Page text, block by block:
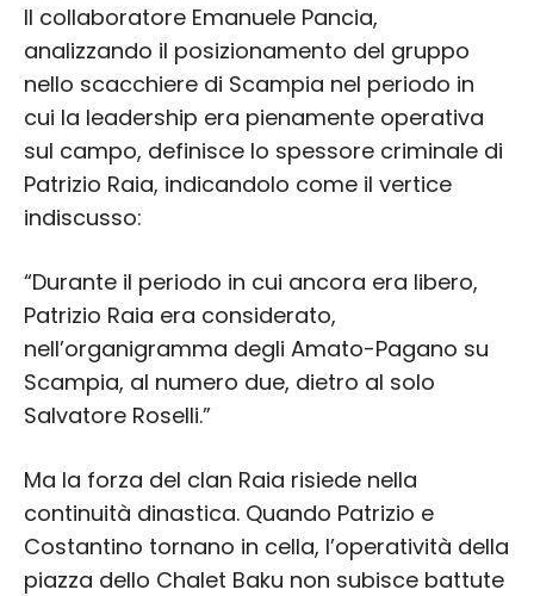
Il collaboratore Emanuele Pancia,
analizzando il posizionamento del gruppo
nello scacchiere di Scampia nel periodo in
cui la leadership era pienamente operativa
sul campo, definisce lo spessore criminale di
Patrizio Raia, indicandolo come il vertice
indiscusso:
“Durante il periodo in cui ancora era libero,
Patrizio Raia era considerato,
nell’organigramma degli Amato-Pagano su
Scampia, al numero due, dietro al solo
Salvatore Roselli.”
Ma la forza del clan Raia risiede nella
continuità dinastica. Quando Patrizio e
Costantino tornano in cella, l’operatività della
piazza dello Chalet Baku non subisce battute